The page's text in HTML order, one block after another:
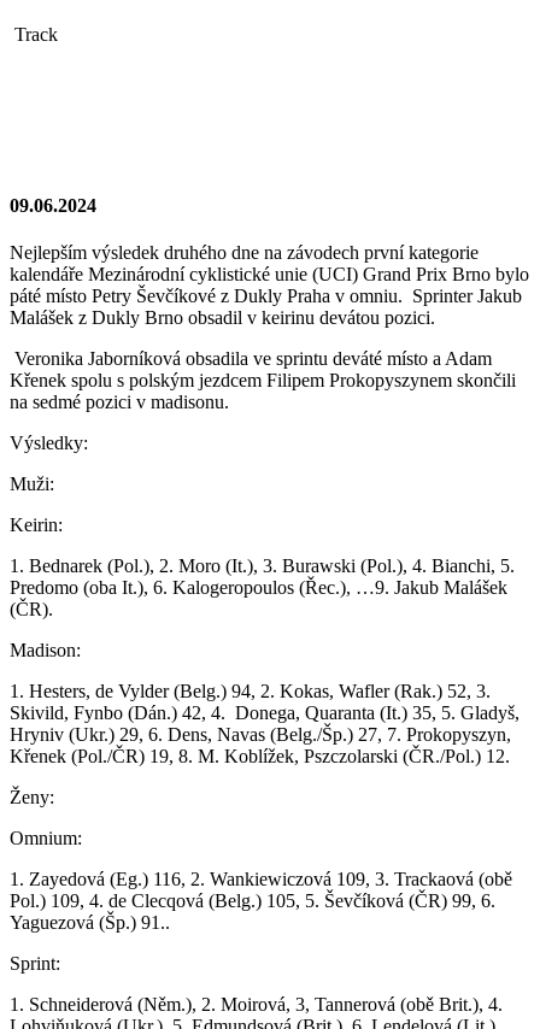
Track
09.06.2024
Nejlepším výsledek druhého dne na závodech první kategorie
kalendáře Mezinárodní cyklistické unie (UCI) Grand Prix Brno bylo
páté místo Petry Ševčíkové z Dukly Praha v omniu. Sprinter Jakub
Malášek z Dukly Brno obsadil v keirinu devátou pozici.
Veronika Jaborníková obsadila ve sprintu deváté místo a Adam
Křenek spolu s polským jezdcem Filipem Prokopyszynem skončili
na sedmé pozici v madisonu.
Výsledky:
Muži:
Keirin:
1. Bednarek (Pol.), 2. Moro (It.), 3. Burawski (Pol.), 4. Bianchi, 5.
Predomo (oba It.), 6. Kalogeropoulos (Řec.), …9. Jakub Malášek
(ČR).
Madison:
1. Hesters, de Vylder (Belg.) 94, 2. Kokas, Wafler (Rak.) 52, 3.
Skivild, Fynbo (Dán.) 42, 4. Donega, Quaranta (It.) 35, 5. Gladyš,
Hryniv (Ukr.) 29, 6. Dens, Navas (Belg./Šp.) 27, 7. Prokopyszyn,
Křenek (Pol./ČR) 19, 8. M. Koblížek, Pszczolarski (ČR./Pol.) 12.
Ženy:
Omnium:
1. Zayedová (Eg.) 116, 2. Wankiewiczová 109, 3. Trackaová (obě
Pol.) 109, 4. de Clecqová (Belg.) 105, 5. Ševčíková (ČR) 99, 6.
Yaguezová (Šp.) 91..
Sprint:
1. Schneiderová (Něm.), 2. Moirová, 3, Tannerová (obě Brit.), 4.